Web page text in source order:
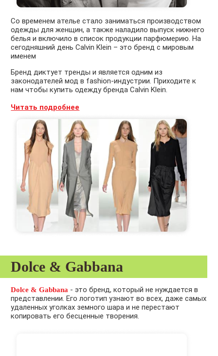
Со временем ателье стало заниматься производством
одежды для женщин, а также наладило выпуск нижнего
белья и включило в список продукции парфюмерию. На
сегодняшний день Calvin Klein – это бренд с мировым
именем
Бренд диктует тренды и является одним из
законодателей мод в fashion-индустрии. Приходите к
нам чтобы купить одежду бренда Calvin Klein.
Читать подробнее
Dolce & Gabbana
Dolce & Gabbana - это бренд, который не нуждается в
представлении. Его логотип узнают во всех, даже самых
удаленных уголках земного шара и не перестают
копировать его бесценные творения.